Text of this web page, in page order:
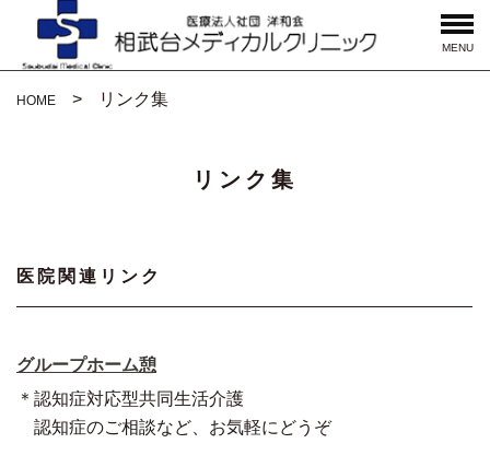
MENU
HOME リンク集
リンク集
医院関連リンク
グループホーム憩
＊認知症対応型共同生活介護
認知症のご相談など、お気軽にどうぞ